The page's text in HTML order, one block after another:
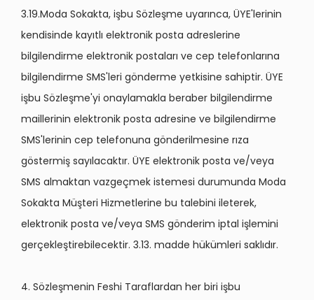
3.19.Moda Sokakta, işbu Sözleşme uyarınca, ÜYE'lerinin
kendisinde kayıtlı elektronik posta adreslerine
bilgilendirme elektronik postaları ve cep telefonlarına
bilgilendirme SMS'leri gönderme yetkisine sahiptir. ÜYE
işbu Sözleşme'yi onaylamakla beraber bilgilendirme
maillerinin elektronik posta adresine ve bilgilendirme
SMS'lerinin cep telefonuna gönderilmesine rıza
göstermiş sayılacaktır. ÜYE elektronik posta ve/veya
SMS almaktan vazgeçmek istemesi durumunda Moda
Sokakta Müşteri Hizmetlerine bu talebini ileterek,
elektronik posta ve/veya SMS gönderim iptal işlemini
gerçekleştirebilecektir. 3.13. madde hükümleri saklıdır.
4. Sözleşmenin Feshi Taraflardan her biri işbu